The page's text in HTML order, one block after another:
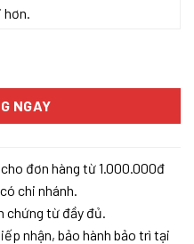
NGAY
đơn hàng từ 1.000.000đ
chi nhánh.
chứng từ đầy đủ.
nhận, bảo hành bảo trì tại